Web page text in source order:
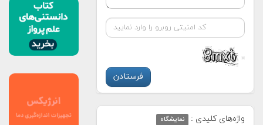
واژه‌های کلیدی :
نمایشگاه